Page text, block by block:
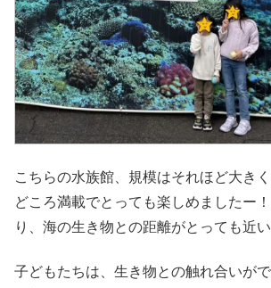
こちらの水族館、規模はそれほど大き
どころ満載でとっても楽しめましたー
り、海の生き物との距離がとっても近い
子どもたちは、生き物との触れ合いが